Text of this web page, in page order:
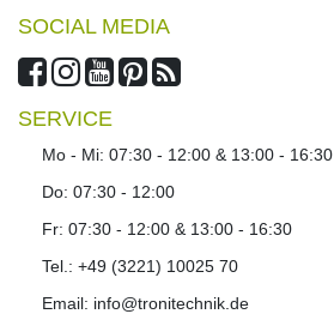
SOCIAL MEDIA
SERVICE
Mo - Mi: 07:30 - 12:00 & 13:00 - 16:30
Do: 07:30 - 12:00
Fr: 07:30 - 12:00 & 13:00 - 16:30
Tel.: +49 (3221) 10025 70
Email: info@tronitechnik.de